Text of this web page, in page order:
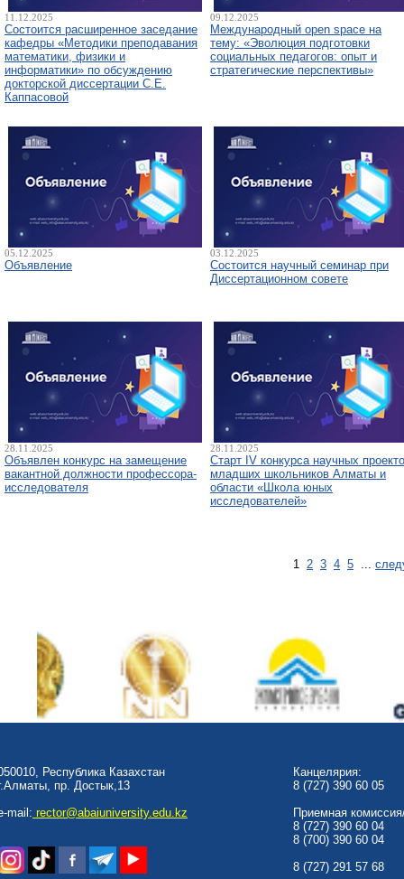
11.12.2025
Состоится расширенное заседание
кафедры «Методики преподавания
математики, физики и
информатики» по обсуждению
докторской диссертации С.Е.
Каппасовой
09.12.2025
Международный open space на
тему: «Эволюция подготовки
социальных педагогов: опыт и
стратегические перспективы»
05.12.2025
Объявление
03.12.2025
Состоится научный семинар при
Диссертационном совете
28.11.2025
Объявлен конкурс на замещение
вакантной должности профессора-
исследователя
28.11.2025
Старт IV конкурса научных
младших школьников Алматы и
области «Школа юных
исследователей»
1 2 3 4 5 ...
Республика Казахстан
пр. Достык,13
mail: rector@abaiuniversity.edu.kz
Канцелярия:
8 (727) 390 60 05
Приемная
8 (727) 390 60 04
8 (700) 390 60 04
8 (727) 291 57 68